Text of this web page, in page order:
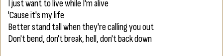
I just want to live while I'm alive
'Cause it's my life
Better stand tall when they're calling you out
Don't bend, don't break, hell, don't back down